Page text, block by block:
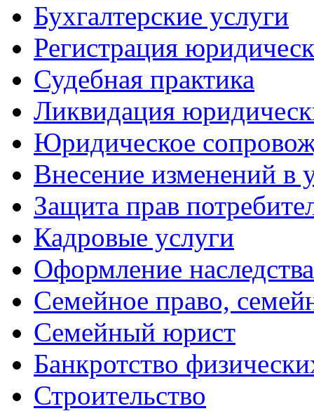
Бухгалтерские услуги
Регистрация
Судебная практика
Ликвидация
Юридическое
Внесение изменений в
Защита прав
Кадровые услуги
Оформление наследства
Семейное право,
Семейный юрист
Банкротство
Строительство